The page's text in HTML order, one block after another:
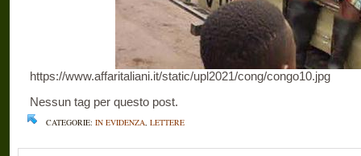
https://www.affaritaliani.it/static/upl2021/cong/congo10.jpg
Nessun tag per questo post.
CATEGORIE: IN EVIDENZA, LETTERE